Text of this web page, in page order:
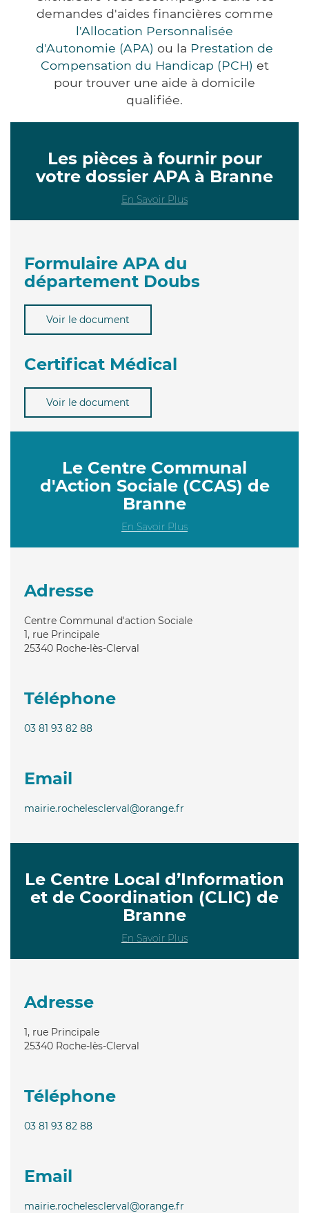
demandes d'aides financières comme
l'Allocation Personnalisée
d'Autonomie (APA) ou la Prestation de
Compensation du Handicap (PCH) et
pour trouver une aide à domicile
qualifiée.
Les pièces à fournir pour
votre dossier APA à Branne
En Savoir Plus
Formulaire APA du
département Doubs
Voir le document
Certificat Médical
Voir le document
Le Centre Communal
d'Action Sociale (CCAS) de
Branne
En Savoir Plus
Adresse
Centre Communal d'action Sociale
1, rue Principale
25340 Roche-lès-Clerval
Téléphone
03 81 93 82 88
Email
mairie.rochelesclerval@orange.fr
Le Centre Local d’Information
et de Coordination (CLIC) de
Branne
En Savoir Plus
Adresse
1, rue Principale
25340 Roche-lès-Clerval
Téléphone
03 81 93 82 88
Email
mairie.rochelesclerval@orange.fr